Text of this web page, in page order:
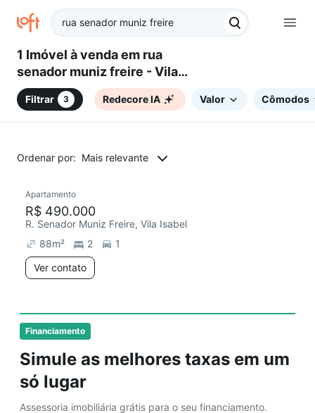
1 Imóvel à venda em rua
senador muniz freire - Vila
Isabel, Rio de Janeiro, RJ
Filtrar 3 Redecore IA Valor Cômodos
Ordenar por: Mais relevante
Financiamento
Simule as melhores taxas em um
só lugar
Assessoria imobiliária grátis para o seu financiamento.
Redecorar
Apartamento
R$ 490.000
R. Senador Muniz Freire, Vila Isabel
88m² 2
1
Ver contato